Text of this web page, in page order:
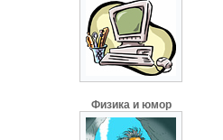
Физика и юмор